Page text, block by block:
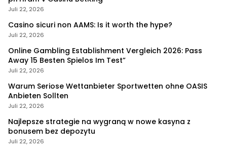
Juli 22, 2026
Casino sicuri non AAMS: Is it worth the hype?
Juli 22, 2026
Online Gambling Establishment Vergleich 2026: Pass
Away 15 Besten Spielos Im Test”
Juli 22, 2026
Warum Seriose Wettanbieter Sportwetten ohne OASIS
Anbieten Sollten
Juli 22, 2026
Najlepsze strategie na wygraną w nowe kasyna z
bonusem bez depozytu
Juli 22, 2026